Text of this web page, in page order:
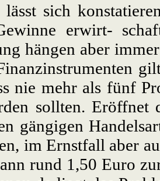
lässt sich
erwirt-
hängen aber
nie mehr als fünf
sollten.
gängigen
im Ernstfall aber
rund 1,50 Euro